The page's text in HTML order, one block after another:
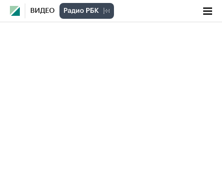
ВИДЕО